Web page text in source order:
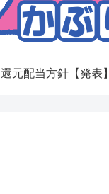
還元配当方針【発表】